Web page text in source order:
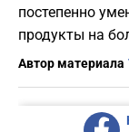
постепенно
продукты на
Автор материала